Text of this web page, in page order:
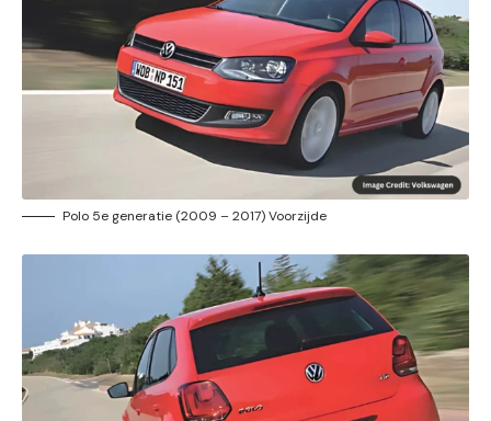
Polo 5e generatie (2009 – 2017) Voorzijde